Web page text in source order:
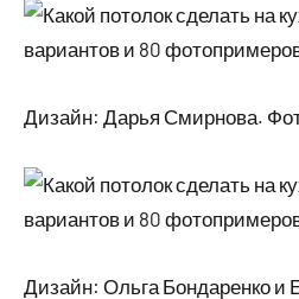
Дизайн: Дарья Смирнова.
Дизайн: Ольга Бондаренко и